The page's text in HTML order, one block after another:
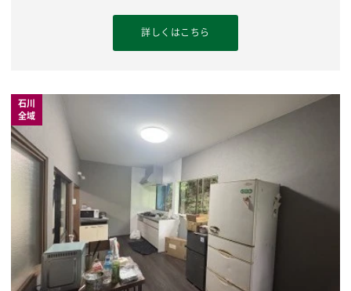
詳しくはこちら
石川
全域